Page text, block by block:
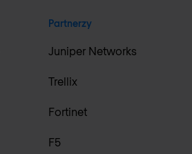
Partnerzy
Juniper Networks
Trellix
Fortinet
F5